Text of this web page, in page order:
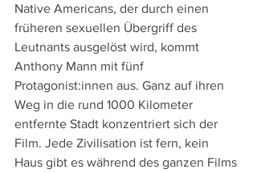
Native Americans, der durch einen
früheren sexuellen Übergriff des
Leutnants ausgelöst wird, kommt
Anthony Mann mit fünf
Protagonist:innen aus. Ganz auf ihren
Weg in die rund 1000 Kilometer
entfernte Stadt konzentriert sich der
Film. Jede Zivilisation ist fern, kein
Haus gibt es während des ganzen Films